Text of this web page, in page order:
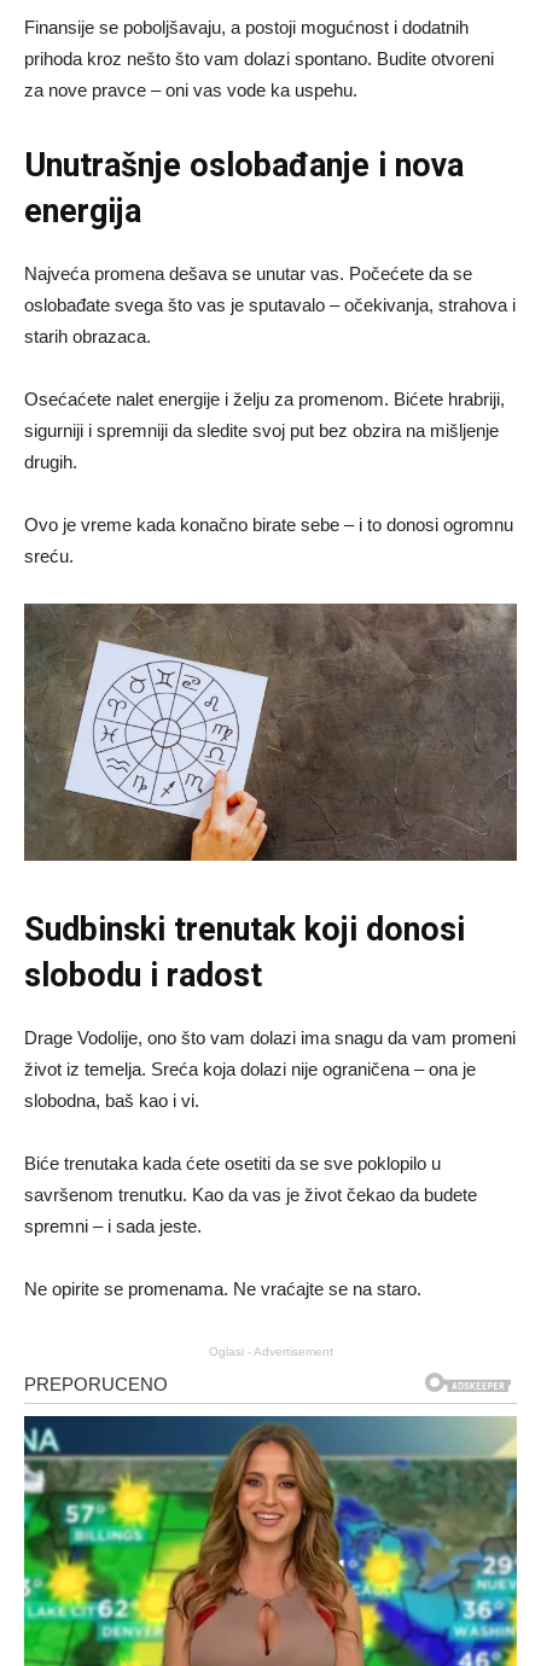
Finansije se poboljšavaju, a postoji mogućnost i dodatnih
prihoda kroz nešto što vam dolazi spontano. Budite otvoreni
za nove pravce – oni vas vode ka uspehu.
Unutrašnje oslobađanje i nova
energija
Najveća promena dešava se unutar vas. Počećete da se
oslobađate svega što vas je sputavalo – očekivanja, strahova i
starih obrazaca.
Osećaćete nalet energije i želju za promenom. Bićete hrabriji,
sigurniji i spremniji da sledite svoj put bez obzira na mišljenje
drugih.
Ovo je vreme kada konačno birate sebe – i to donosi ogromnu
sreću.
Sudbinski trenutak koji donosi
slobodu i radost
Drage Vodolije, ono što vam dolazi ima snagu da vam promeni
život iz temelja. Sreća koja dolazi nije ograničena – ona je
slobodna, baš kao i vi.
Biće trenutaka kada ćete osetiti da se sve poklopilo u
savršenom trenutku. Kao da vas je život čekao da budete
spremni – i sada jeste.
Ne opirite se promenama. Ne vraćajte se na staro.
Oglasi - Advertisement